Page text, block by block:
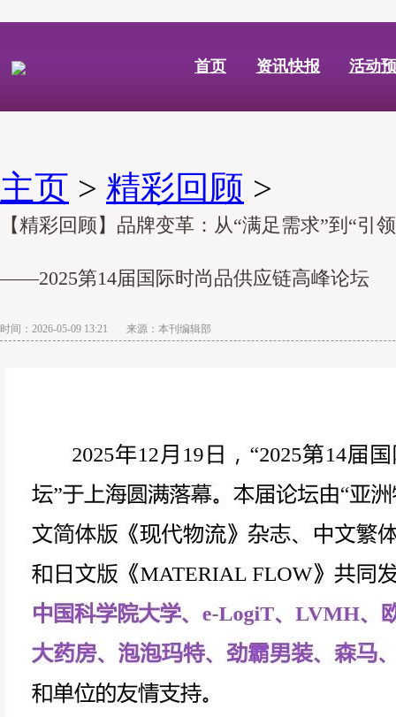
首页 资讯快报 活动
主页 > 精彩回顾 >
【精彩回顾】品牌变革：从“满足需求”到“引
——2025第14届国际时尚品供应链高峰论坛
时间：2026-05-09 13:21 来源：本刊编辑部